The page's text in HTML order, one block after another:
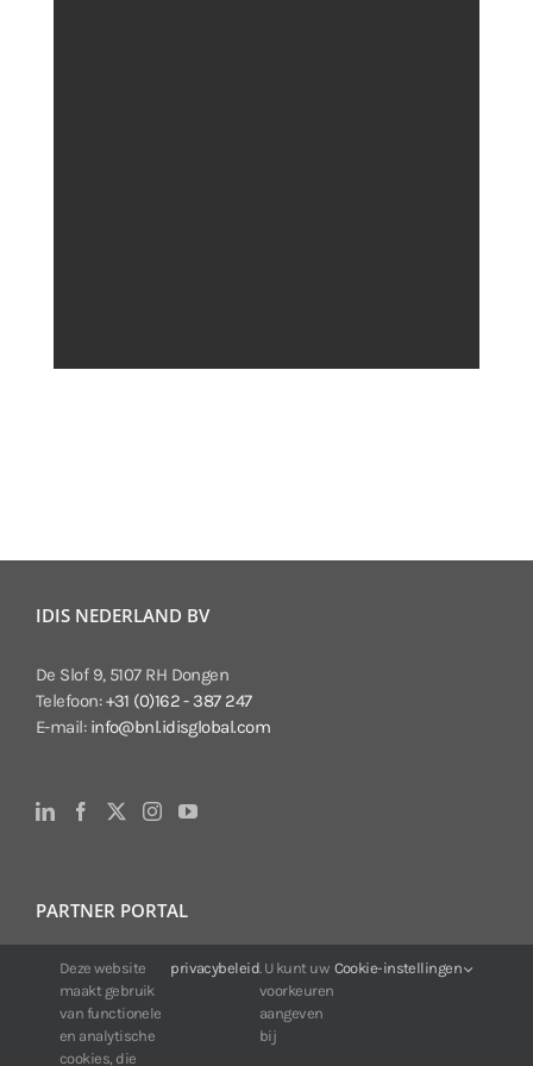
IDIS NEDERLAND BV
De Slof 9, 5107 RH Dongen
Telefoon:+31 (0)162 - 387 247
E-mail: info@bnl.idisglobal.com
PARTNER PORTAL
Voor klanten van IDIS:
24/7 beschikbaarheid, altijd en overal.
Web:https://portal.idisglobal.solutions
Deze website
maakt gebruik
van functionele
en analytische
cookies, die
privacybeleid. U kunt uw
voorkeuren
aangeven
bij
Cookie-instellingen